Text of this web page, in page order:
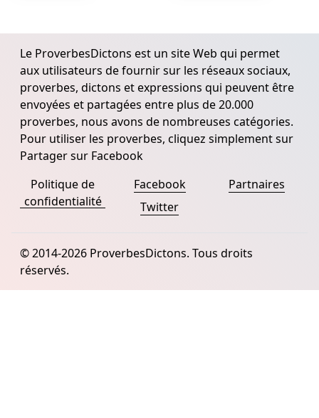
Le ProverbesDictons est un site Web qui permet
aux utilisateurs de fournir sur les réseaux sociaux,
proverbes, dictons et expressions qui peuvent être
envoyées et partagées entre plus de 20.000
proverbes, nous avons de nombreuses catégories.
Pour utiliser les proverbes, cliquez simplement sur
Partager sur Facebook
Politique de
confidentialité
Facebook
Twitter
Partnaires
© 2014-2026 ProverbesDictons. Tous droits
réservés.